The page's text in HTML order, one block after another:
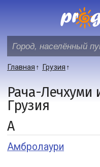
Главная Грузия
Рача-Лечхуми
Грузия
А
Амбролаури